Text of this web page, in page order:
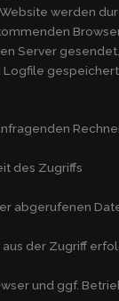
werden
Server
des Zugriffs
abgerufenen
der Zugriff
und ggf.